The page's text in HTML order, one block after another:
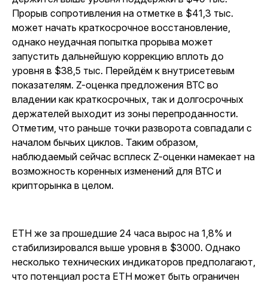
Прорыв сопротивления на отметке в $41,3 тыс.
может начать краткосрочное восстановление,
однако неудачная попытка прорыва может
запустить дальнейшую коррекцию вплоть до
уровня в $38,5 тыс. Перейдём к внутрисетевым
показателям. Z-оценка предложения BTC во
владении как краткосрочных, так и долгосрочных
держателей выходит из зоны перепроданности.
Отметим, что раньше точки разворота совпадали с
началом бычьих циклов. Таким образом,
наблюдаемый сейчас всплеск Z-оценки намекает на
возможность коренных изменений для BTC и
крипторынка в целом.
ETH же за прошедшие 24 часа вырос на 1,8% и
стабилизировался выше уровня в $3000. Однако
несколько технических индикаторов предполагают,
что потенциал роста ETH может быть ограничен